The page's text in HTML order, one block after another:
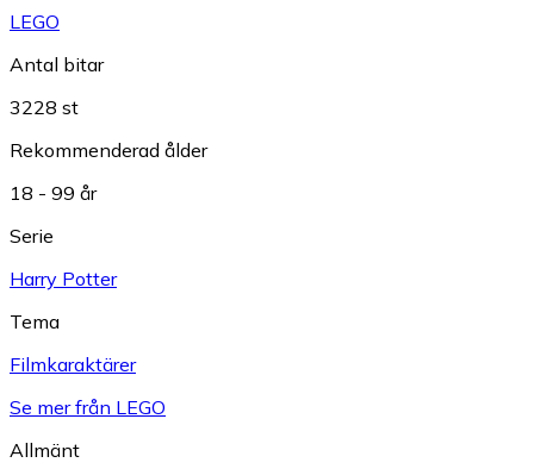
LEGO
Antal bitar
3228 st
Rekommenderad ålder
18 - 99 år
Serie
Harry Potter
Tema
Filmkaraktärer
Se mer från LEGO
Allmänt